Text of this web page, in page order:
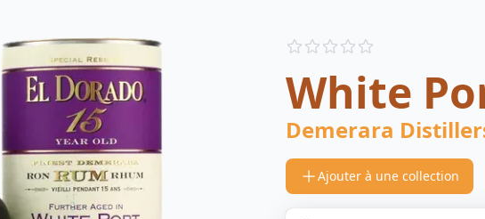
Reviews
White
Demerara
Ajouter à une collection